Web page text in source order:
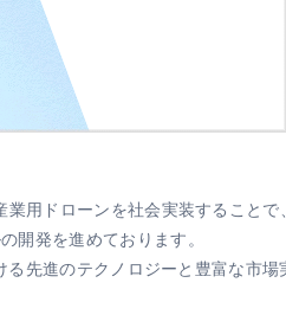
用ドローンを社会実装すること
開発を進めております。
先進のテクノロジーと豊富な市